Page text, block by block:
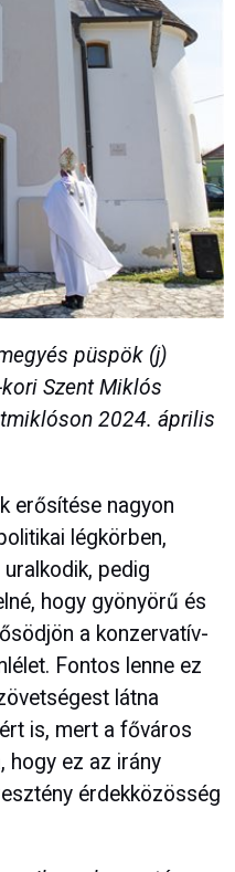
püspök (j)
Szent Miklós
2024. április
erősítése nagyon
légkörben,
pedig
hogy gyönyörű és
a konzervatív-
Fontos lenne ez
látna
is, mert a főváros
hogy ez az irány
érdekközösség